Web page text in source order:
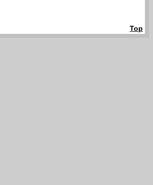
Top